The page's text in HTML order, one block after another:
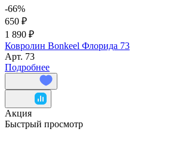
-66%
650 ₽
1 890 ₽
Ковролин Bonkeel Флорида 73
Арт. 73
Подробнее
Акция
Быстрый просмотр